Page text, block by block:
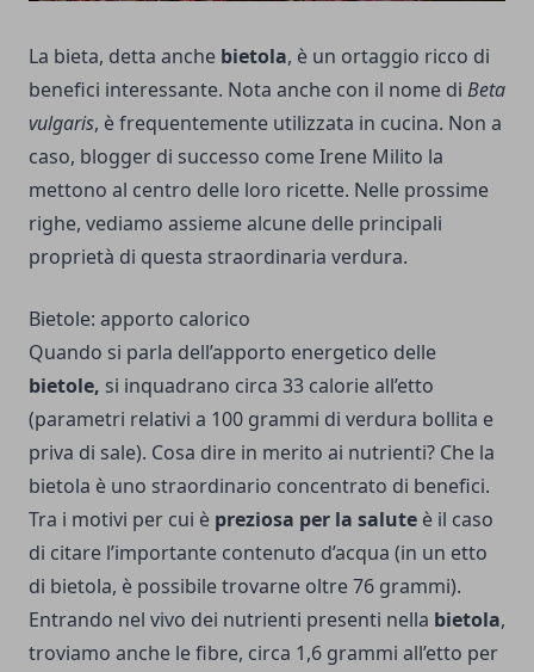
La bieta, detta anche bietola, è un ortaggio ricco di
benefici interessante. Nota anche con il nome di Beta
vulgaris, è frequentemente utilizzata in cucina. Non a
caso, blogger di successo comeIrene Milito la
mettono al centro delle loro ricette. Nelle prossime
righe, vediamo assieme alcune delle principali
proprietà di questa straordinaria verdura.
Bietole: apporto calorico
Quando si parla dell’apporto energetico delle
bietole, si inquadrano circa 33 calorie all’etto
(parametri relativi a 100 grammi di verdura bollita e
priva di sale). Cosa dire in merito ai nutrienti? Che la
bietola è uno straordinario concentrato di benefici.
Tra i motivi per cui è preziosa per la salute è il caso
di citare l’importante contenuto d’acqua (in un etto
di bietola, è possibile trovarne oltre 76 grammi).
Entrando nel vivo dei nutrienti presenti nella bietola,
troviamo anche le fibre, circa 1,6 grammi all’etto per